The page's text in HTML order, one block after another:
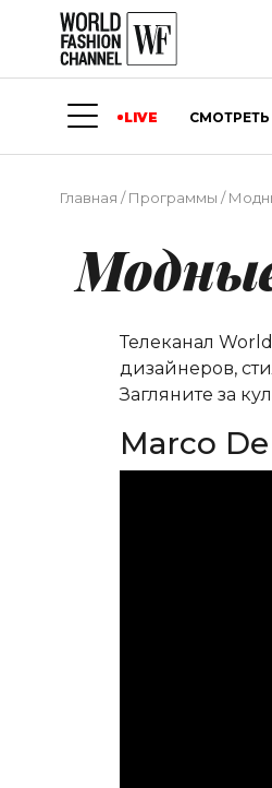
LIVE СМОТРЕТЬ
Главная /Программы /
Телеканал
дизайнеров,
Загляните за
Marco